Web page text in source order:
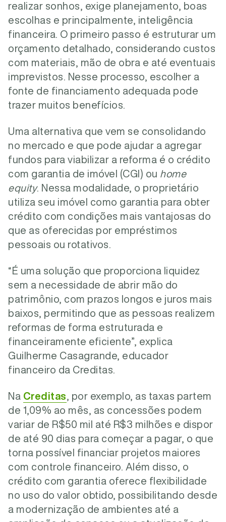
realizar sonhos, exige planejamento, boas
escolhas e principalmente, inteligência
financeira. O primeiro passo é estruturar um
orçamento detalhado, considerando custos
com materiais, mão de obra e até eventuais
imprevistos. Nesse processo, escolher a
fonte de financiamento adequada pode
trazer muitos benefícios.
Uma alternativa que vem se consolidando
no mercado e que pode ajudar a agregar
fundos para viabilizar a reforma é o crédito
com garantia de imóvel (CGI) ou home
equity. Nessa modalidade, o proprietário
utiliza seu imóvel como garantia para obter
crédito com condições mais vantajosas do
que as oferecidas por empréstimos
pessoais ou rotativos.
“É uma solução que proporciona liquidez
sem a necessidade de abrir mão do
patrimônio, com prazos longos e juros mais
baixos, permitindo que as pessoas realizem
reformas de forma estruturada e
financeiramente eficiente”, explica
Guilherme Casagrande, educador
financeiro da Creditas.
Na Creditas , por exemplo, as taxas partem
de 1,09% ao mês, as concessões podem
variar de R$50 mil até R$3 milhões e dispor
de até 90 dias para começar a pagar, o que
torna possível financiar projetos maiores
com controle financeiro. Além disso, o
crédito com garantia oferece flexibilidade
no uso do valor obtido, possibilitando desde
a modernização de ambientes até a